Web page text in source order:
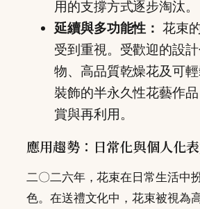
用的支撐方式逐步淘汰。
延續與多功能性： 花束
受到重視。受歡迎的設
物、高品質乾燥花及可
裝飾的半永久性花藝作
賞與再利用。
應用趨勢：日常化與個人化
二〇二六年，花束在日常生活中
色。在送禮文化中，花束被視為